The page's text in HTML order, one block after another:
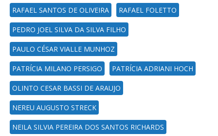
RAFAEL SANTOS DE OLIVEIRA RAFAEL FOLETTO
PEDRO JOEL SILVA DA SILVA FILHO
PAULO CÉSAR VIALLE MUNHOZ
PATRÍCIA MILANO PERSIGO PATRÍCIA ADRIANI HOCH
OLINTO CESAR BASSI DE ARAUJO
NEREU AUGUSTO STRECK
NEILA SILVIA PEREIRA DOS SANTOS RICHARDS